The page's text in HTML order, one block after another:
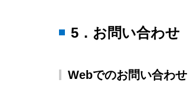
5．お問い合わせ
Webでのお問い合わせ